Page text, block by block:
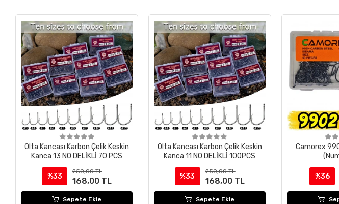
Olta Kancası Karbon Çelik Keskin
Kanca 13 NO DELİKLİ 70 PCS
%33
250,00 TL
168,00 TL
Sepete Ekle
Olta Kancası Karbon Çelik Keskin
Kanca 11 NO DELİKLİ 100PCS
%33
250,00 TL
168,00 TL
Sepete Ekle
Camorex
%36